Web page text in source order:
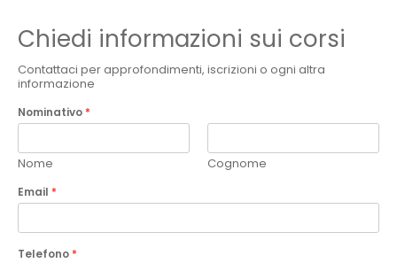
Chiedi informazioni sui corsi
Contattaci per approfondimenti, iscrizioni o ogni altra
informazione
Nominativo *
Nome Cognome
Email *
Telefono *